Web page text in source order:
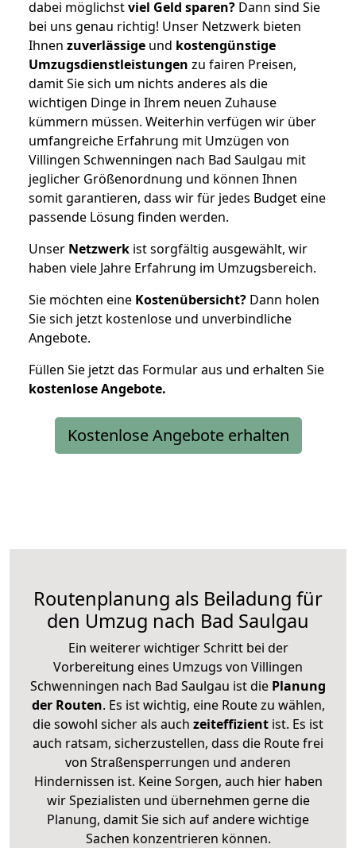
dabei möglichstviel Geld sparen? Dann sind Sie
bei uns genau richtig! Unser Netzwerk bieten
Ihnen zuverlässige und kostengünstige
Umzugsdienstleistungen zu fairen Preisen,
damit Sie sich um nichts anderes als die
wichtigen Dinge in Ihrem neuen Zuhause
kümmern müssen. Weiterhin verfügen wir über
umfangreiche Erfahrung mit Umzügen von
Villingen Schwenningen nach Bad Saulgau mit
jeglicher Größenordnung und können Ihnen
somit garantieren, dass wir für jedes Budget eine
passende Lösung finden werden.
Unser Netzwerk ist sorgfältig ausgewählt, wir
haben viele Jahre Erfahrung im Umzugsbereich.
Sie möchten eine Kostenübersicht? Dann holen
Sie sich jetzt kostenlose und unverbindliche
Angebote.
Füllen Sie jetzt das Formular aus und erhalten Sie
kostenloseAngebote.
Kostenlose Angebote erhalten
Routenplanung als Beiladung für
den Umzug nach Bad Saulgau
Ein weiterer wichtiger Schritt bei der
Vorbereitung eines Umzugs von Villingen
Schwenningen nach Bad Saulgau ist die Planung
der Routen. Es ist wichtig, eine Route zu wählen,
die sowohl sicher als auch zeiteffizient ist. Es ist
auch ratsam, sicherzustellen, dass die Route frei
von Straßensperrungen und anderen
Hindernissen ist. Keine Sorgen, auch hier haben
wir Spezialisten und übernehmen gerne die
Planung, damit Sie sich auf andere wichtige
Sachen konzentrieren können.